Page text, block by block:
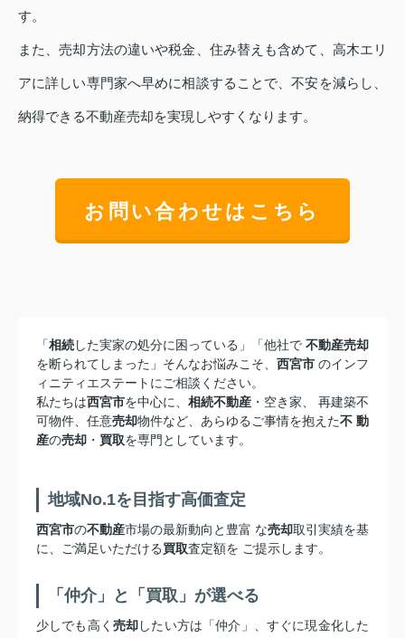
す。
また、売却方法の違いや税金、住み替えも含めて、高木エリ
アに詳しい専門家へ早めに相談することで、不安を減らし、
納得できる不動産売却を実現しやすくなります。
お問い合わせはこちら
「相続した実家の処分に困っている」「他社で 不動産売却
を断られてしまった」そんなお悩みこそ、 西宮市 のインフ
ィニティエステートにご相談ください。
私たちは西宮市を中心に、 相続不動産 ・空き家、 再建築不
可物件、任意売却物件など、あらゆるご事情を抱えた不 動
産の売却 ・ 買取を専門としています。
地域No.1を目指す高価査定
西宮市の不動産市場の最新動向と豊富 な売却取引実績を基
に、ご満足いただける買取査定額を ご提示します。
「仲介」と「買取」が選べる
少しでも高く 売却 したい方は「仲介」、すぐに現金化した